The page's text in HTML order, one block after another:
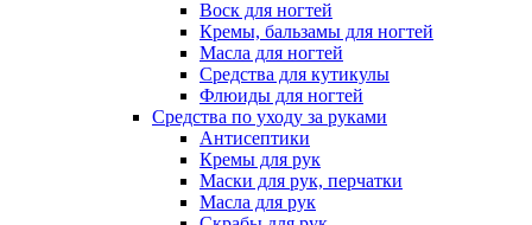
Воск для ногтей
Кремы, бальзамы для ногтей
Масла для ногтей
Средства для кутикулы
Флюиды для ногтей
Средства по уходу за руками
Антисептики
Кремы для рук
Маски для рук, перчатки
Масла для рук